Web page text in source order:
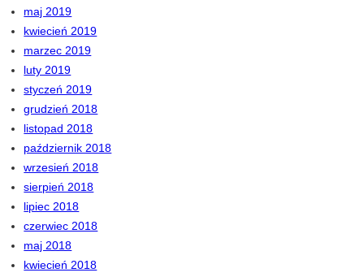
maj 2019
kwiecień 2019
marzec 2019
luty 2019
styczeń 2019
grudzień 2018
listopad 2018
październik 2018
wrzesień 2018
sierpień 2018
lipiec 2018
czerwiec 2018
maj 2018
kwiecień 2018